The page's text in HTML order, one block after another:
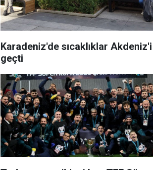
Karadeniz'de sıcaklıklar Akdeniz'i
geçti